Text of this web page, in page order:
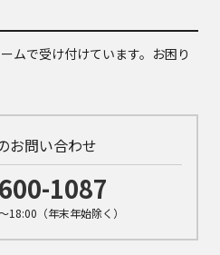
ムで受け付けています。お困り
お問い合わせ
1087
18:00（年末年始除く）